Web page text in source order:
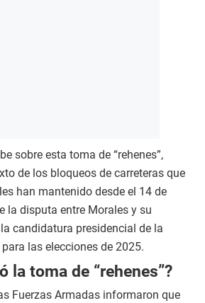
sobre esta toma de “rehenes”,
de los bloqueos de carreteras que
han mantenido desde el 14 de
la disputa entre Morales y su
candidatura presidencial de la
las elecciones de 2025.
la toma de “rehenes”?
Fuerzas Armadas informaron que